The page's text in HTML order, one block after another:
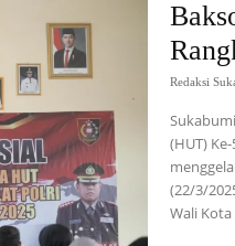
Redaksi
(HUT)
(22/3/
Wali